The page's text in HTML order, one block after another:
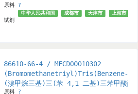
原料 ?
试剂
中华人民共和国 成都市 天津市 上海市
86610-66-4 / MFCD00010302
(Bromomethanetriyl)Tris(Benzene-
(溴甲烷三基)三(苯-4,1-二基)三苯甲酸酯
原料 ?